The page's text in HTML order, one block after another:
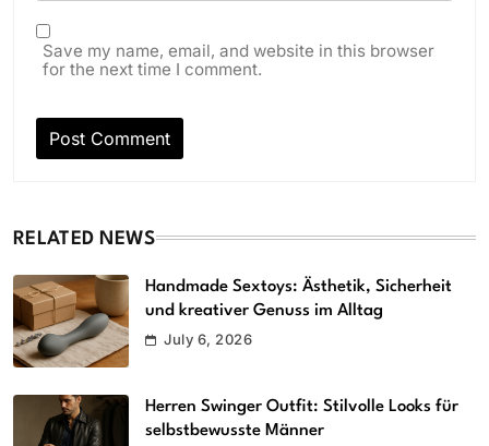
Save my name, email, and website in this browser
for the next time I comment.
RELATED NEWS
Handmade Sextoys: Ästhetik, Sicherheit
und kreativer Genuss im Alltag
July 6, 2026
Herren Swinger Outfit: Stilvolle Looks für
selbstbewusste Männer